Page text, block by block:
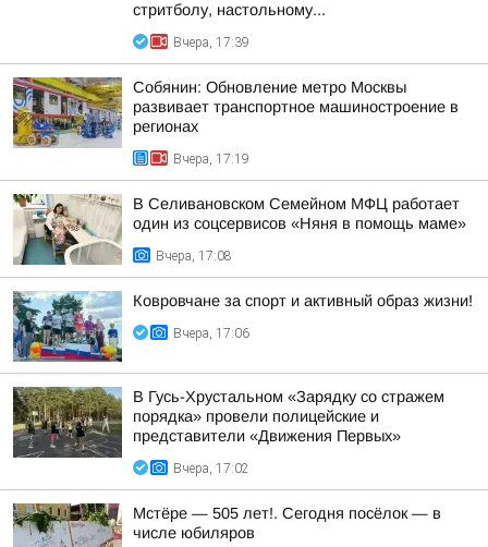
стритболу, настольному...
Вчера, 17:39
Собянин: Обновление метро Москвы
развивает транспортное машиностроение в
регионах
Вчера, 17:19
В Селивановском Семейном МФЦ работает
один из соцсервисов «Няня в помощь маме»
Вчера, 17:08
Ковровчане за спорт и активный образ жизни!
Вчера, 17:06
В Гусь-Хрустальном «Зарядку со стражем
порядка» провели полицейские и
представители «Движения Первых»
Вчера, 17:02
Мстёре — 505 лет!. Сегодня посёлок — в
числе юбиляров